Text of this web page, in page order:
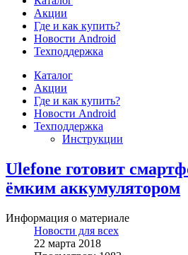
Акции
Где и как купить?
Новости Android
Техподдержка
Каталог
Акции
Где и как купить?
Новости Android
Техподдержка
Инструкции
Ulefone готовит
ёмким аккумулятором
Информация о материале
Новости для всех
22 марта 2018